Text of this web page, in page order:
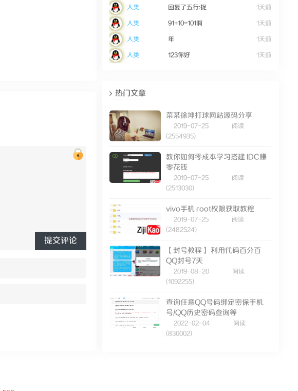
提交评论
1天前
人类 回复了五行:捉
1天前
人类 91+10=101啊
1天前
人类 年
1天前
人类 123你好
热门文章
菜某徐坤打球网站源码分享
2019-07-25
阅读
(2554935)
教你如何零成本学习搭建 IDC赚
零花钱
2019-07-25
阅读
(2513030)
vivo手机 root权限获取教程
2019-07-25
阅读
(2482524)
【封号教程】 利用代码百分百
QQ封号7天
2019-08-20
阅读
(1092255)
查询任意QQ号码绑定密保手机
号/QQ历史密码查询等
2022-02-04
阅读
(830002)